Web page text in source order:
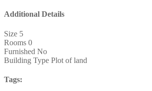
Additional Details
Size 5
Rooms 0
Furnished No
Building Type Plot of land
Tags: